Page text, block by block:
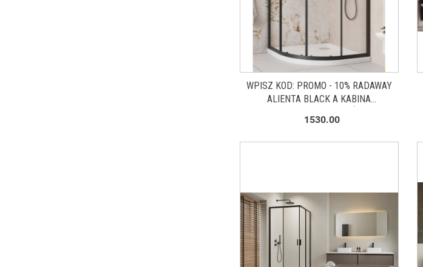
WPISZ KOD: PROMO - 10% RADAWAY
ALIENTA BLACK A KABINA
CZARNY MAT/SZKŁO PRZEZROCZYSTE
10228080-54-01
1530.00